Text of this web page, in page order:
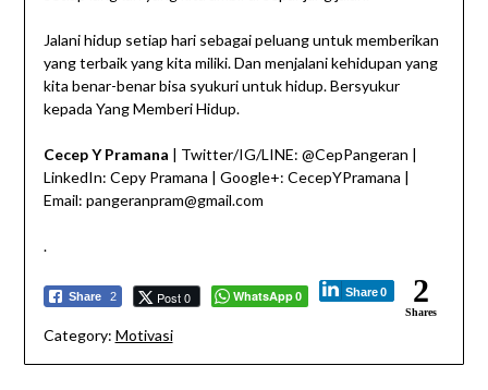
Jalani hidup setiap hari sebagai peluang untuk memberikan
yang terbaik yang kita miliki. Dan menjalani kehidupan yang
kita benar-benar bisa syukuri untuk hidup. Bersyukur
kepada Yang Memberi Hidup.
Cecep Y Pramana | Twitter/IG/LINE: @CepPangeran |
LinkedIn: Cepy Pramana | Google+: CecepYPramana |
Email: pangeranpram@gmail.com
.
Share 2 Post 0 WhatsApp 0 Share 0 2
Shares
Category: Motivasi